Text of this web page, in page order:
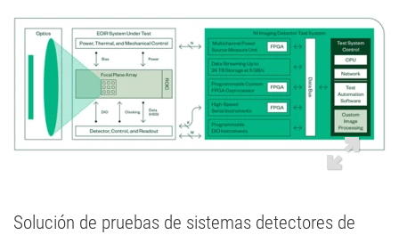
Solución de pruebas de sistemas detectores de